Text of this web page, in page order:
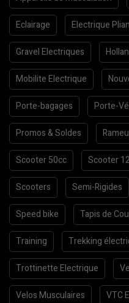
Eclairage Electrique
Gravel Electriques
Mobilite Electrique
Porte-bagages Porte-
Promos & Soldes
Scooter 50cc Scooter
Scooters Semi-Rigides
Speed bike Tapis de
Training Trekking
Trottinette Electrique
Velos Musculaires VTC